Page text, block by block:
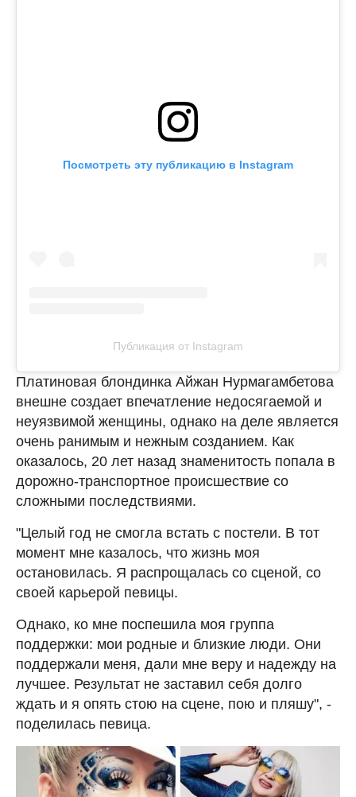
Посмотреть эту публикацию в Instagram
Публикация от Instagram
Платиновая блондинка Айжан Нурмагамбетова
внешне создает впечатление недосягаемой и
неуязвимой женщины, однако на деле является
очень ранимым и нежным созданием. Как
оказалось, 20 лет назад знаменитость попала в
дорожно-транспортное происшествие со
сложными последствиями.
"Целый год не смогла встать с постели. В тот
момент мне казалось, что жизнь моя
остановилась. Я распрощалась со сценой, со
своей карьерой певицы.
Однако, ко мне поспешила моя группа
поддержки: мои родные и близкие люди. Они
поддержали меня, дали мне веру и надежду на
лучшее. Результат не заставил себя долго
ждать и я опять стою на сцене, пою и пляшу", -
поделилась певица.